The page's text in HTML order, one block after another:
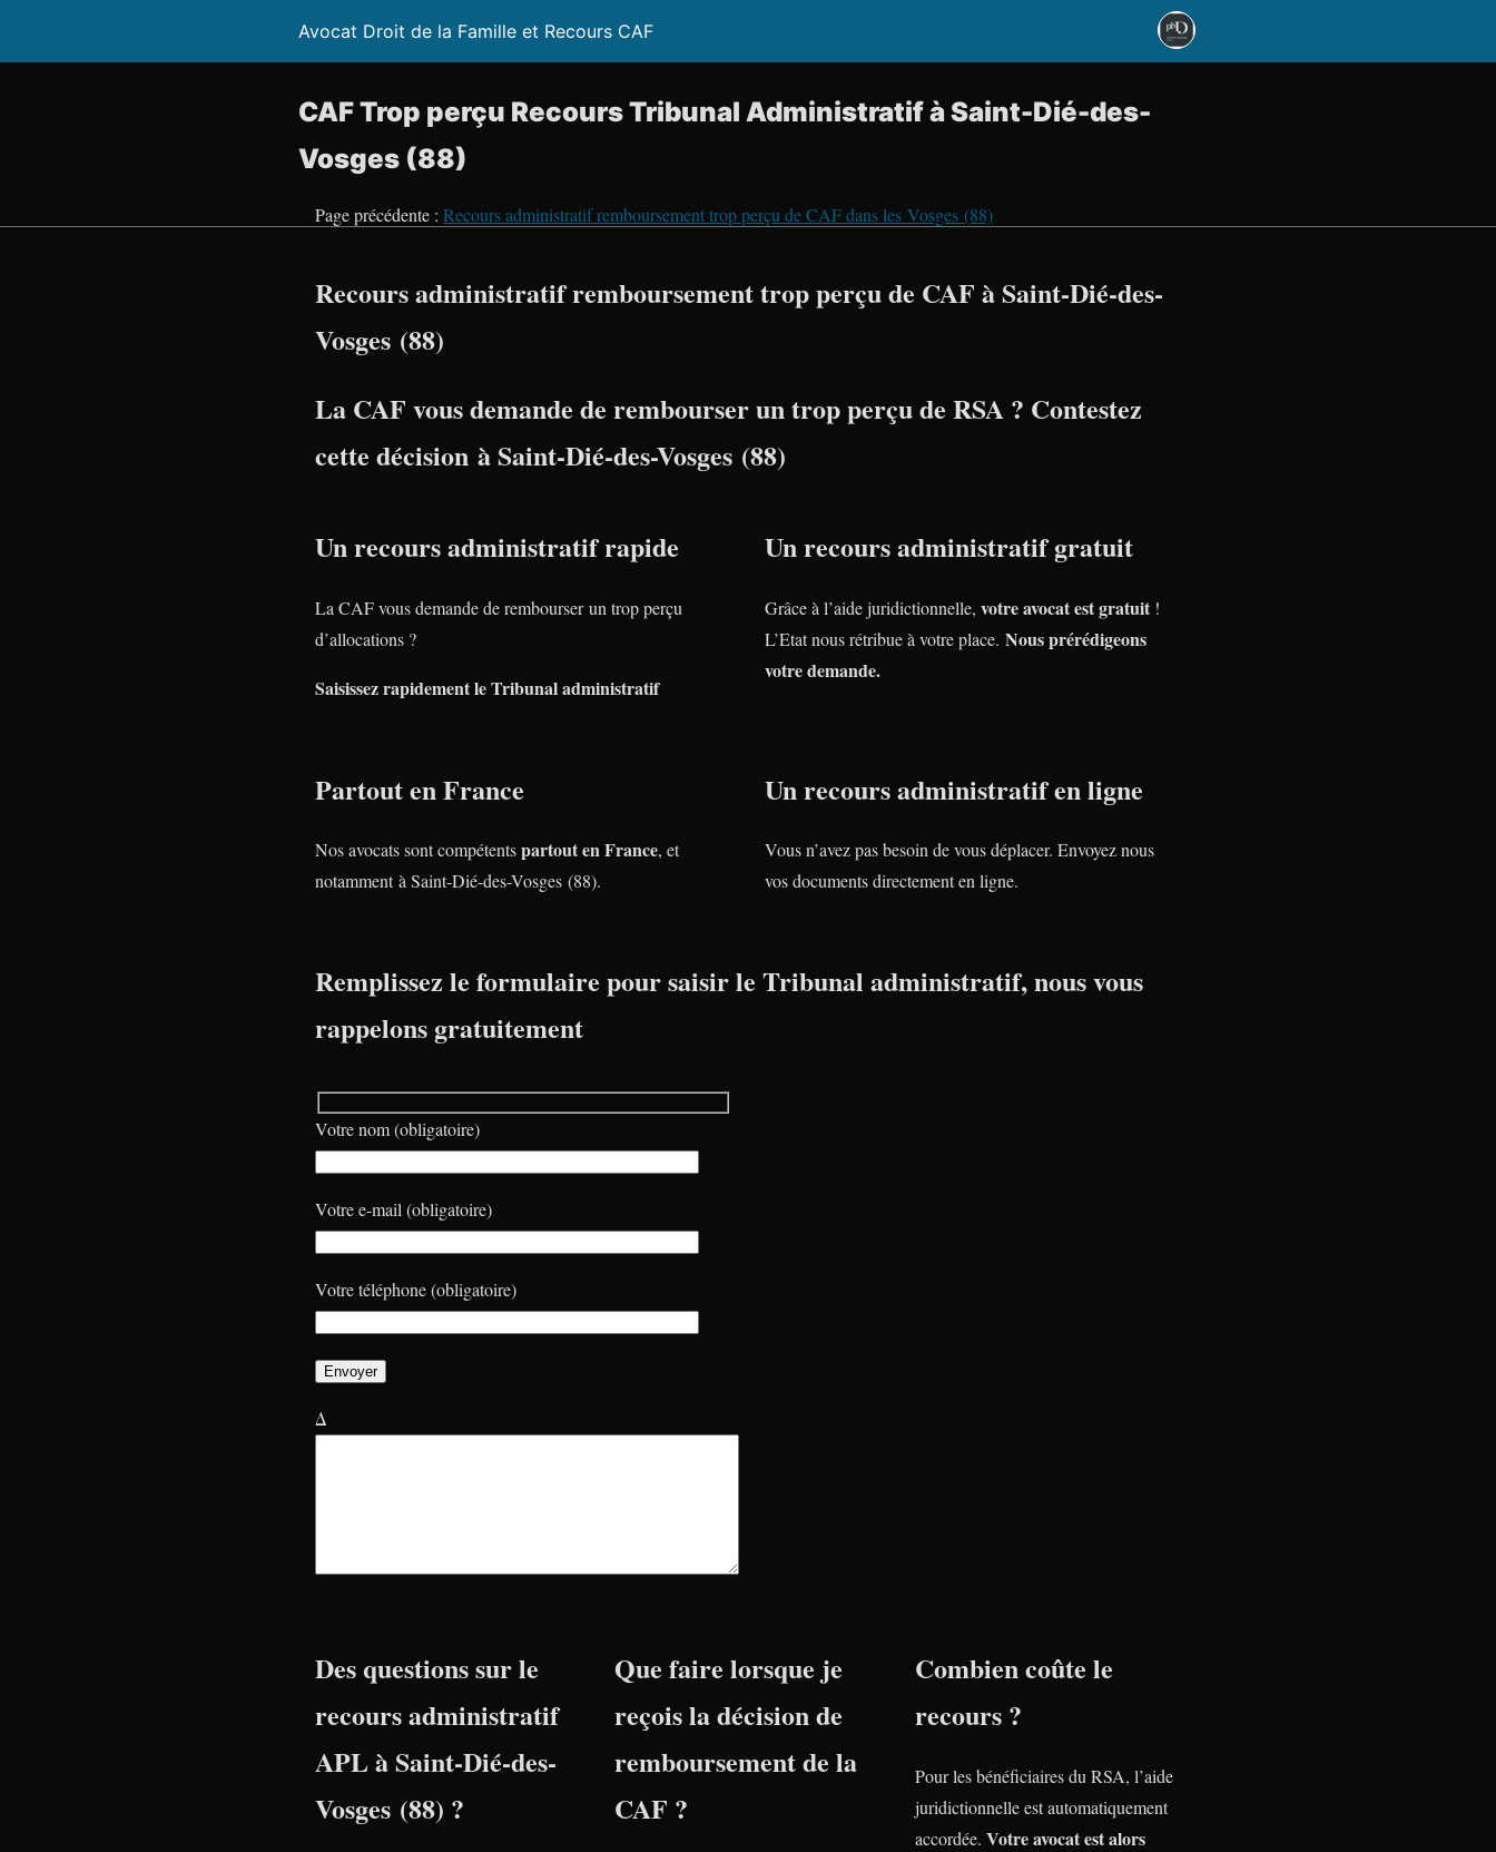
Avocat Droit de la Famille et Recours CAF
CAF Trop perçu Recours Tribunal Administratif à Saint-Dié-des-
Vosges (88)
Page précédente : Recours administratif remboursement trop perçu de CAF dans les Vosges (88)
Recours administratif remboursement trop perçu de CAF à Saint-Dié-des-
Vosges (88)
La CAF vous demande de rembourser un trop perçu de RSA ? Contestez
cette décision à Saint-Dié-des-Vosges (88)
Un recours administratif rapide
La CAF vous demande de rembourser un trop perçu
d’allocations ?
Saisissez rapidement le Tribunal administratif
Un recours administratif gratuit
Grâce à l’aide juridictionnelle, votre avocat est gratuit !
L’Etat nous rétribue à votre place. Nous prérédigeons
votre demande.
Partout en France
Nos avocats sont compétentspartout en France, et
notamment à Saint-Dié-des-Vosges (88).
Un recours administratif en ligne
Vous n’avez pas besoin de vous déplacer. Envoyez nous
vos documents directement en ligne.
Remplissez le formulaire pour saisir le Tribunal administratif, nous vous
rappelons gratuitement
Votre nom (obligatoire)
Votre e-mail (obligatoire)
Votre téléphone (obligatoire)
Δ
Des questions sur le
recours administratif
APL à Saint-Dié-des-
Vosges (88) ?
Que faire lorsque je
reçois la décision de
remboursement de la
CAF ?
Combien coûte le
recours ?
Pour les bénéficiaires du RSA, l’aide
juridictionnelle est automatiquement
accordée. Votre avocat est alors